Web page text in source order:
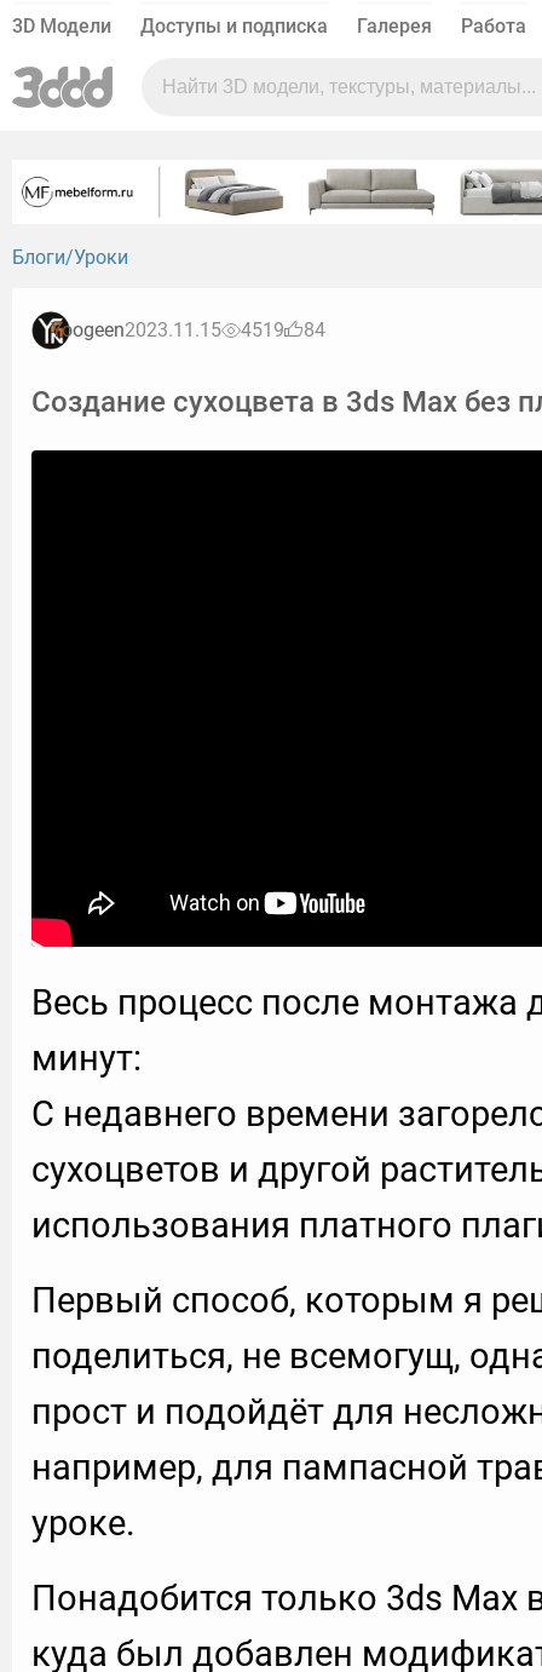
3D Модели Доступы и подписка Галерея Работа
Блоги Уроки
Yoogeen2023.11.15 4519 84
Создание сухоцвета в 3ds Max без
Весь процесс после монтажа
минут:
С недавнего времени
сухоцветов и другой
использования платного
Первый способ, которым я
поделиться, не всемогущ,
прост и подойдёт для
например, для пампасной
уроке.
Понадобится только 3ds Max
куда был добавлен